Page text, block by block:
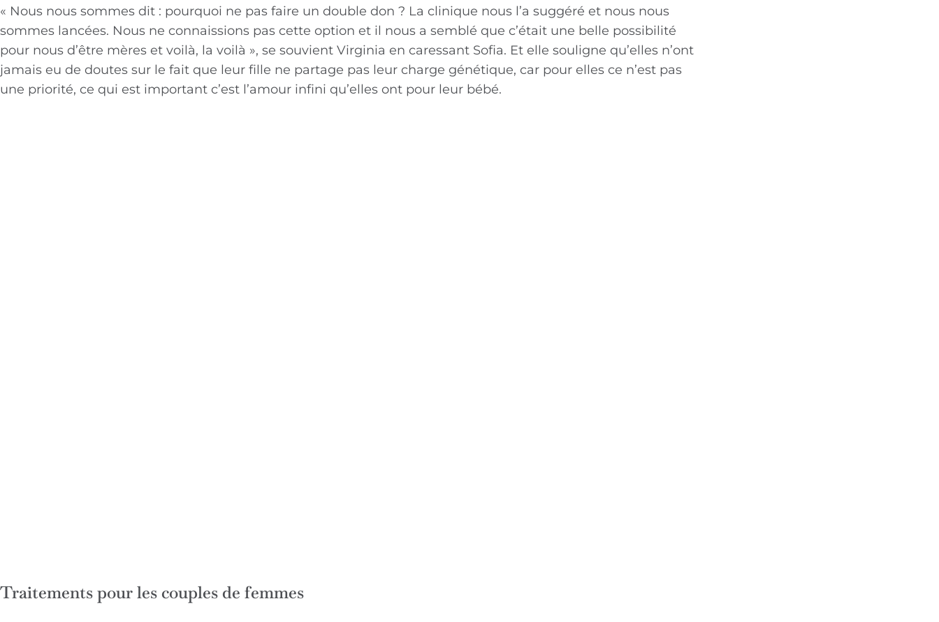
« Nous nous sommes dit : pourquoi ne pas faire un double don ? La clinique nous l’a suggéré et nous nous
sommes lancées. Nous ne connaissions pas cette option et il nous a semblé que c’était une belle possibilité
pour nous d’être mères et voilà, la voilà », se souvient Virginia en caressant Sofia. Et elle souligne qu’elles n’ont
jamais eu de doutes sur le fait que leur fille ne partage pas leur charge génétique, car pour elles ce n’est pas
une priorité, ce qui est important c’est l’amour infini qu’elles ont pour leur bébé.
Traitements pour les couples de femmes